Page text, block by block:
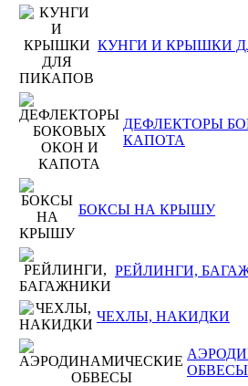
КУНГИ И КРЫШКИ
ДЕФЛЕКТОРЫ
КАПОТА
БОКСЫ НА КРЫШУ
РЕЙЛИНГИ,
ЧЕХЛЫ, НАКИДКИ
ОБВЕСЫ